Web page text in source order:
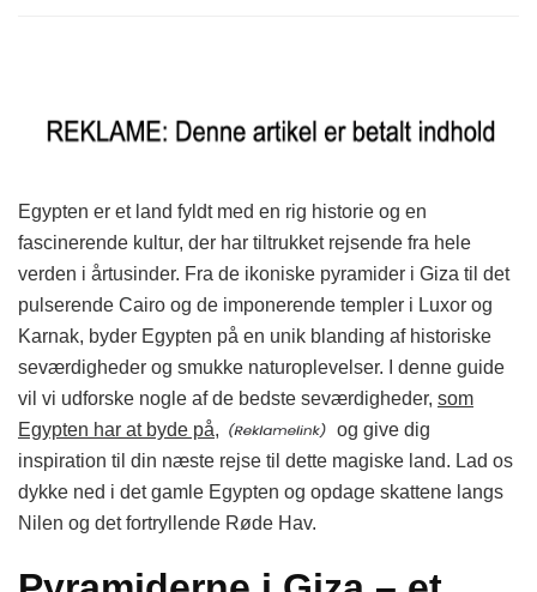
Egypten er et land fyldt med en rig historie og en
fascinerende kultur, der har tiltrukket rejsende fra hele
verden i årtusinder. Fra de ikoniske pyramider i Giza til det
pulserende Cairo og de imponerende templer i Luxor og
Karnak, byder Egypten på en unik blanding af historiske
seværdigheder og smukke naturoplevelser. I denne guide
vil vi udforske nogle af de bedste seværdigheder, som
Egypten har at byde på,
og give dig
inspiration til din næste rejse til dette magiske land. Lad os
dykke ned i det gamle Egypten og opdage skattene langs
Nilen og det fortryllende Røde Hav.